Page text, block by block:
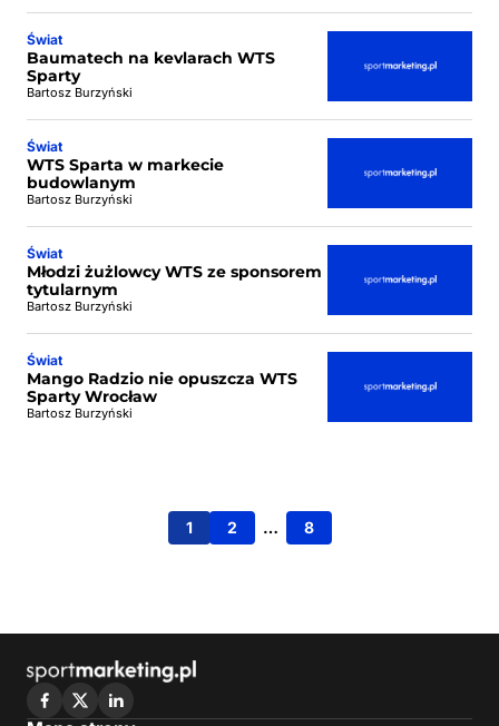
Świat
Baumatech na kevlarach WTS
Sparty
Bartosz Burzyński
Świat
WTS Sparta w markecie
budowlanym
Bartosz Burzyński
Świat
Młodzi żużlowcy WTS ze sponsorem
tytularnym
Bartosz Burzyński
Świat
Mango Radzio nie opuszcza WTS
Sparty Wrocław
Bartosz Burzyński
1 2 … 8